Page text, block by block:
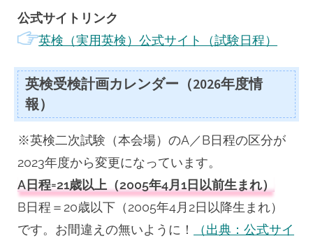
公式サイトリンク
英検（実用英検）公式サイト（試験日程）
英検受検計画カレンダー（2026年度情
報）
※英検二次試験（本会場）のA／B日程の区分が
2023年度から変更になっています。
A日程=21歳以上（2005年4月1日以前生まれ）
B日程＝20歳以下（2005年4月2日以降生まれ）
です。お間違えの無いように！
（出典：公式サイ